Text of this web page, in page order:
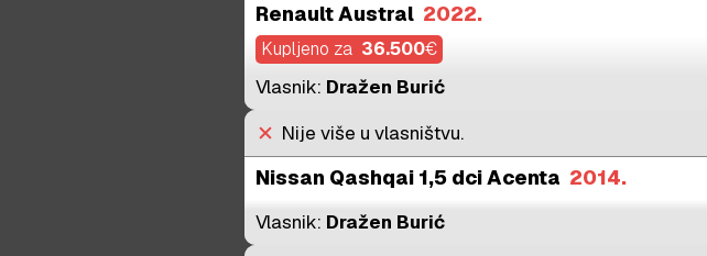
Renault Austral 2022.
Kupljeno za 36.500€
Vlasnik: Dražen Burić
close Nije više u vlasništvu.
Nissan Qashqai 1,5 dci Acenta 2014.
Vlasnik: Dražen Burić